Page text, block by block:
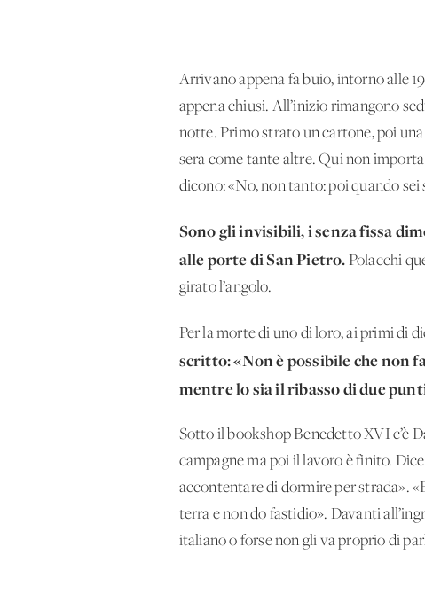
Arrivano appena fa buio, intorno alle
appena chiusi. All’inizio rimangono
notte. Primo strato un cartone, poi
sera come tante altre. Qui non
dicono: «No, non tanto: poi quando
Sono gli invisibili, i senza fissa
alle porte di San Pietro. Polacchi
girato l’angolo.
Per la morte di uno di loro, ai primi di
scritto: «Non è possibile che non
mentre lo sia il ribasso di due
Sotto il bookshop Benedetto XVI c’è
campagne ma poi il lavoro è finito.
accontentare di dormire per strada».
terra e non do fastidio». Davanti
italiano o forse non gli va proprio di